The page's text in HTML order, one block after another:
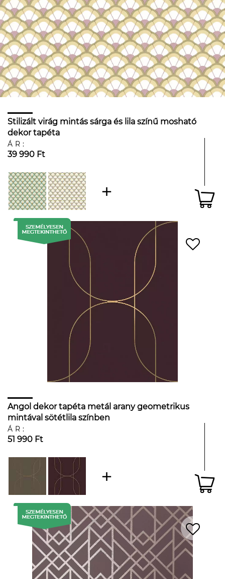
Stilizált virág mintás sárga és lila színű mosható
dekor tapéta
ÁR:
39 990 Ft
Angol dekor tapéta metál arany geometrikus
mintával sötétlila színben
ÁR:
51 990 Ft